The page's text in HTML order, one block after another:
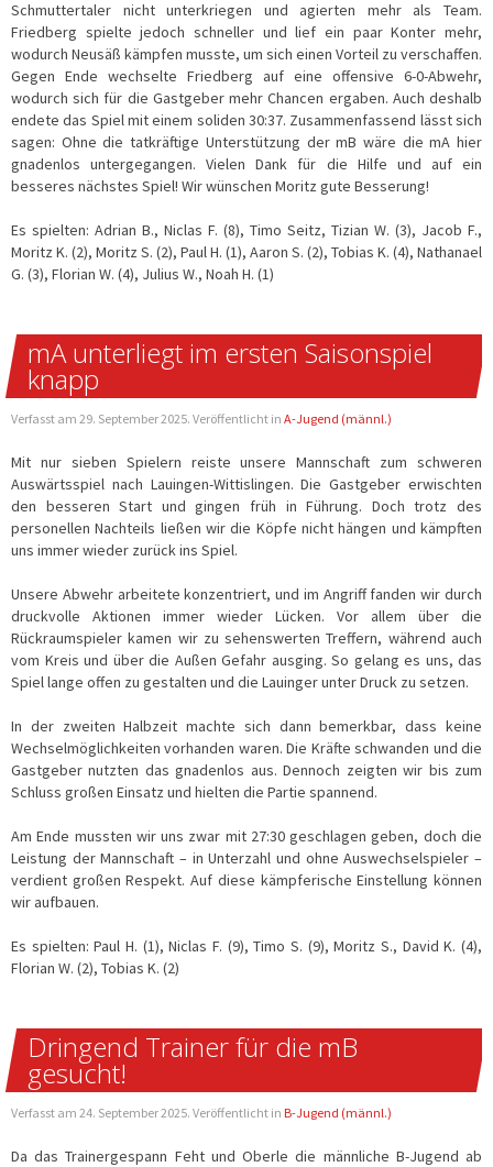
Schmuttertaler nicht unterkriegen und agierten mehr als Team.
Friedberg spielte jedoch schneller und lief ein paar Konter mehr,
wodurch Neusäß kämpfen musste, um sich einen Vorteil zu verschaffen.
Gegen Ende wechselte Friedberg auf eine offensive 6-0-Abwehr,
wodurch sich für die Gastgeber mehr Chancen ergaben. Auch deshalb
endete das Spiel mit einem soliden 30:37. Zusammenfassend lässt sich
sagen: Ohne die tatkräftige Unterstützung der mB wäre die mA hier
gnadenlos untergegangen. Vielen Dank für die Hilfe und auf ein
besseres nächstes Spiel! Wir wünschen Moritz gute Besserung!
Es spielten: Adrian B., Niclas F. (8), Timo Seitz, Tizian W. (3), Jacob F.,
Moritz K. (2), Moritz S. (2), Paul H. (1), Aaron S. (2), Tobias K. (4), Nathanael
G. (3), Florian W. (4), Julius W., Noah H. (1)
mA unterliegt im ersten Saisonspiel
knapp
Verfasst am 29. September 2025. Veröffentlicht in A-Jugend (männl.)
Mit nur sieben Spielern reiste unsere Mannschaft zum schweren
Auswärtsspiel nach Lauingen-Wittislingen. Die Gastgeber erwischten
den besseren Start und gingen früh in Führung. Doch trotz des
personellen Nachteils ließen wir die Köpfe nicht hängen und kämpften
uns immer wieder zurück ins Spiel.
Unsere Abwehr arbeitete konzentriert, und im Angriff fanden wir durch
druckvolle Aktionen immer wieder Lücken. Vor allem über die
Rückraumspieler kamen wir zu sehenswerten Treffern, während auch
vom Kreis und über die Außen Gefahr ausging. So gelang es uns, das
Spiel lange offen zu gestalten und die Lauinger unter Druck zu setzen.
In der zweiten Halbzeit machte sich dann bemerkbar, dass keine
Wechselmöglichkeiten vorhanden waren. Die Kräfte schwanden und die
Gastgeber nutzten das gnadenlos aus. Dennoch zeigten wir bis zum
Schluss großen Einsatz und hielten die Partie spannend.
Am Ende mussten wir uns zwar mit 27:30 geschlagen geben, doch die
Leistung der Mannschaft – in Unterzahl und ohne Auswechselspieler –
verdient großen Respekt. Auf diese kämpferische Einstellung können
wir aufbauen.
Es spielten: Paul H. (1), Niclas F. (9), Timo S. (9), Moritz S., David K. (4),
Florian W. (2), Tobias K. (2)
Dringend Trainer für die mB
gesucht!
Verfasst am 24. September 2025. Veröffentlicht in B-Jugend (männl.)
Da das Trainergespann Feht und Oberle die männliche B-Jugend ab